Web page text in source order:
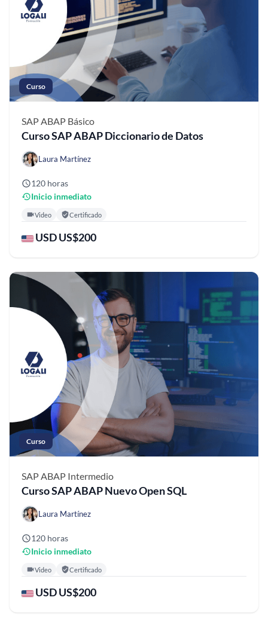
Curso
SAP ABAP Básico
Curso SAP ABAP Diccionario de Datos
Laura Martínez
120 horas
Inicio inmediato
Video Certificado
USD US$200
Curso
SAP ABAP Intermedio
Curso SAP ABAP Nuevo Open SQL
Laura Martínez
120 horas
Inicio inmediato
Video Certificado
USD US$200